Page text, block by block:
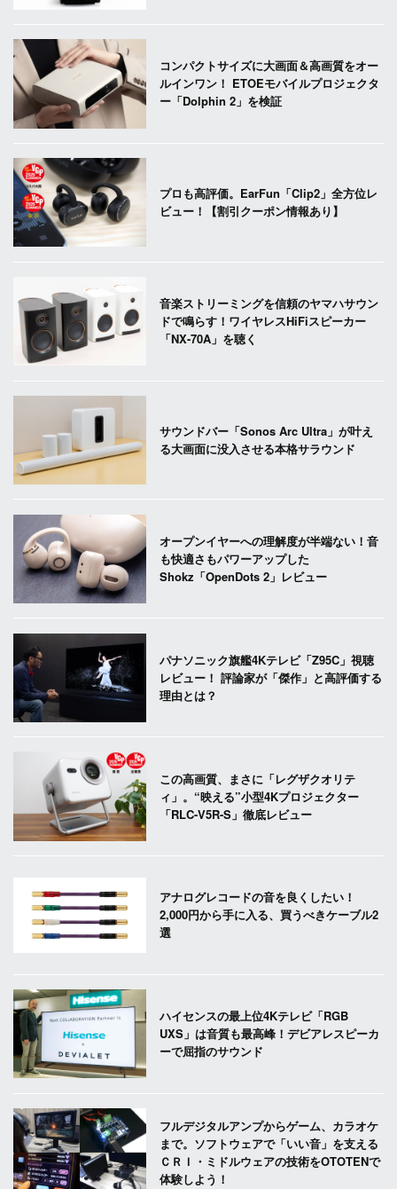
コンパクトサイズに大画面＆高画質をオー
ルインワン！ ETOEモバイルプロジェクタ
ー「Dolphin 2」を検証
プロも高評価。EarFun「Clip2」全方位レ
ビュー！【割引クーポン情報あり】
音楽ストリーミングを信頼のヤマハサウン
ドで鳴らす！ワイヤレスHiFiスピーカー
「NX-70A」を聴く
サウンドバー「Sonos Arc Ultra」が叶え
る大画面に没入させる本格サラウンド
オープンイヤーへの理解度が半端ない！音
も快適さもパワーアップした
Shokz「OpenDots 2」レビュー
パナソニック旗艦4Kテレビ「Z95C」視聴
レビュー！ 評論家が「傑作」と高評価する
理由とは？
この高画質、まさに「レグザクオリテ
ィ」。“映える”小型4Kプロジェクター
「RLC-V5R-S」徹底レビュー
アナログレコードの音を良くしたい！
2,000円から手に入る、買うべきケーブル2
選
ハイセンスの最上位4Kテレビ「RGB
UXS」は音質も最高峰！デビアレスピーカ
ーで屈指のサウンド
フルデジタルアンプからゲーム、カラオケ
まで。ソフトウェアで「いい音」を支える
ＣＲＩ・ミドルウェアの技術をOTOTENで
体験しよう！